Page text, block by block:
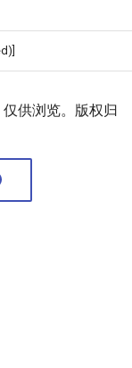
供浏览。版权归